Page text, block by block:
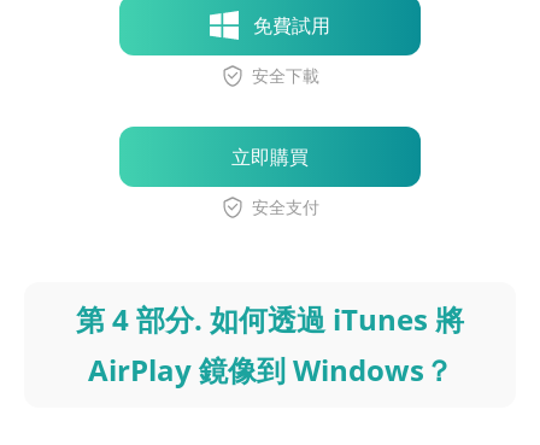
免費試用
安全下載
立即購買
安全支付
第 4 部分. 如何透過 iTunes 將
AirPlay 鏡像到 Windows？